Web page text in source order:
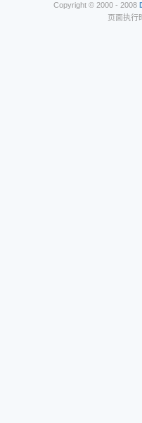
Copyright © 2000 - 2008
页面执行